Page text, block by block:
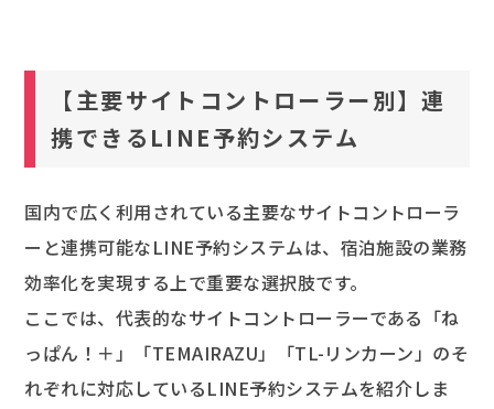
【主要サイトコントローラー別】連
携できるLINE予約システム
国内で広く利用されている主要なサイトコントローラ
ーと連携可能なLINE予約システムは、宿泊施設の業務
効率化を実現する上で重要な選択肢です。
ここでは、代表的なサイトコントローラーである「ね
っぱん！＋」「TEMAIRAZU」「TL-リンカーン」のそ
れぞれに対応しているLINE予約システムを紹介しま